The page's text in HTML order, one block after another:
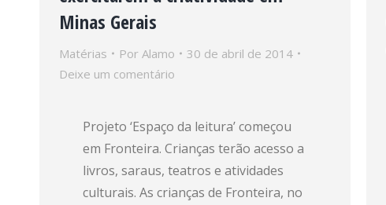
Minas Gerais
Matérias Por Alamo
30 de abril de 2014
Deixe um comentário
Projeto ‘Espaço da leitura’ começou
em Fronteira. Crianças terão acesso a
livros, saraus, teatros e atividades
culturais. As crianças de Fronteira, no